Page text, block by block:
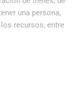
una persona,
recursos, entre